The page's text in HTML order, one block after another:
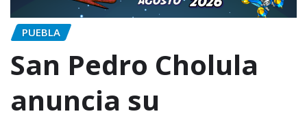
PUEBLA
San Pedro Cholula
anuncia su